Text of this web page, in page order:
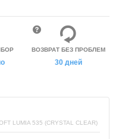
ВОЗВРАТ БЕЗ ПРОБЛЕМ
30 дней
LUMIA 535 (CRYSTAL CLEAR)